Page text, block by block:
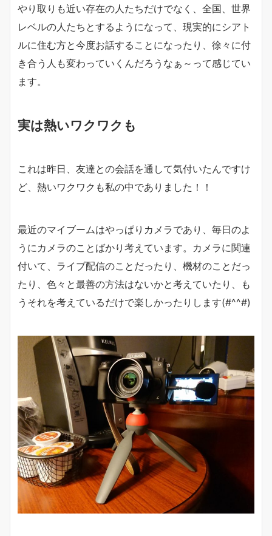
やり取りも近い存在の人たちだけでなく、全国、世界
レベルの人たちとするようになって、現実的にシアト
ルに住む方と今度お話することになったり、徐々に付
き合う人も変わっていくんだろうなぁ～って感じてい
ます。
実は熱いワクワクも
これは昨日、友達との会話を通して気付いたんですけ
ど、熱いワクワクも私の中でありました！！
最近のマイブームはやっぱりカメラであり、毎日のよ
うにカメラのことばかり考えています。カメラに関連
付いて、ライブ配信のことだったり、機材のことだっ
たり、色々と最善の方法はないかと考えていたり、も
うそれを考えているだけで楽しかったりします(#^^#)